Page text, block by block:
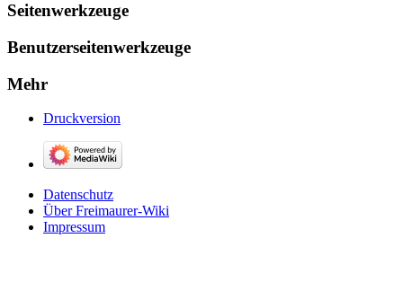
Seitenwerkzeuge
Benutzerseitenwerkzeuge
Mehr
Druckversion
Datenschutz
Über Freimaurer-Wiki
Impressum